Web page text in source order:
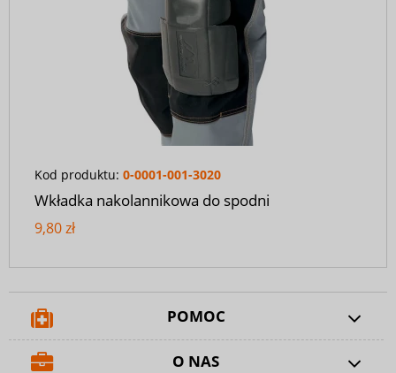
Kod produktu: 0-0001-001-3020
Wkładka nakolannikowa do spodni
9,80 zł
POMOC
O NAS